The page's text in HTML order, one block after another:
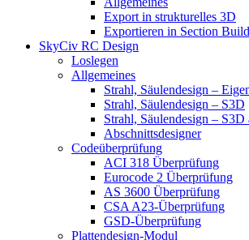
Export in strukturelles 3D
Exportieren in Section
SkyCiv RC Design
Loslegen
Allgemeines
Strahl, Säulendesign –
Strahl, Säulendesign – S3D
Strahl, Säulendesign – S3D
Abschnittsdesigner
Codeüberprüfung
ACI 318 Überprüfung
Eurocode 2 Überprüfung
AS 3600 Überprüfung
CSA A23-Überprüfung
GSD-Überprüfung
Plattendesign-Modul